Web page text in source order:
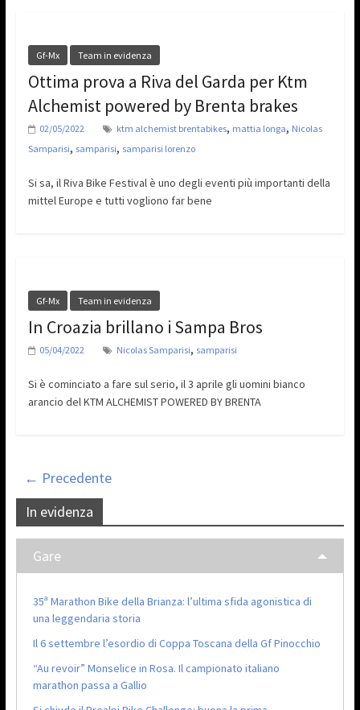
Gf-Mx Team in evidenza
Ottima prova a Riva del Garda per Ktm
Alchemist powered by Brenta brakes
02/05/2022 ktm alchemist brentabikes, mattia longa, Nicolas
Samparisi, samparisi, samparisi lorenzo
Si sa, il Riva Bike Festival è uno degli eventi più importanti della
mittel Europe e tutti vogliono far bene
Gf-Mx Team in evidenza
In Croazia brillano i Sampa Bros
05/04/2022 Nicolas Samparisi, samparisi
Si è cominciato a fare sul serio, il 3 aprile gli uomini bianco
arancio del KTM ALCHEMIST POWERED BY BRENTA
← Precedente
In evidenza
Gare
35ª Marathon Bike della Brianza: l’ultima sfida agonistica di
una leggendaria storia
Il 6 settembre l’esordio di Coppa Toscana della Gf Pinocchio
“Au revoir” Monselice in Rosa. Il campionato italiano
marathon passa a Gallio